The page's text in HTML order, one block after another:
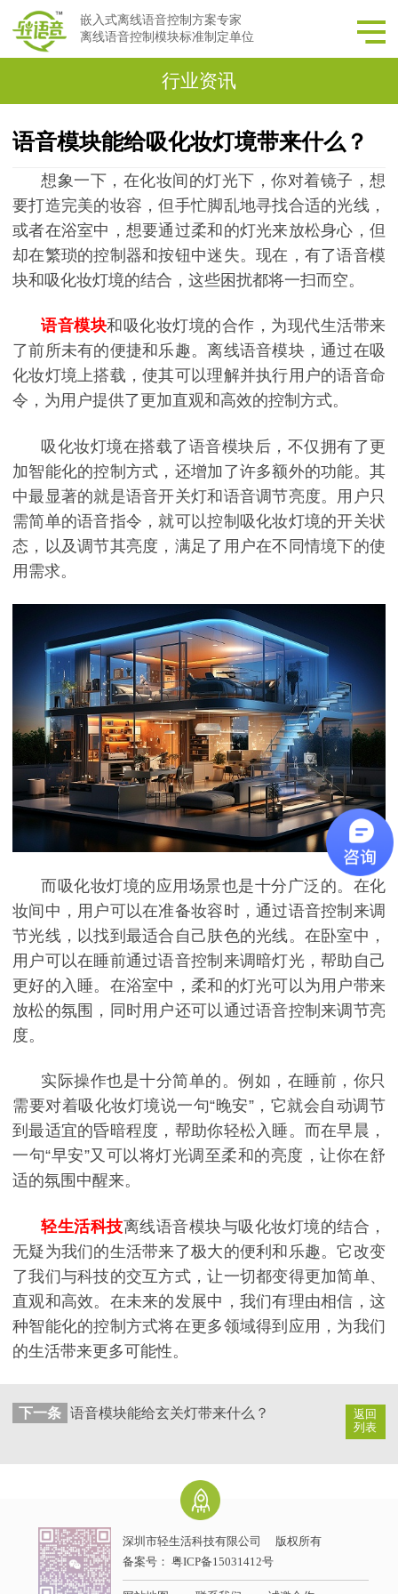
嵌入式离线语音控制方案专家
离线语音控制模块标准制定单位
行业资讯
语音模块能给吸化妆灯境带来什么？
想象一下，在化妆间的灯光下，你对着镜子，想
要打造完美的妆容，但手忙脚乱地寻找合适的光线，
或者在浴室中，想要通过柔和的灯光来放松身心，但
却在繁琐的控制器和按钮中迷失。现在，有了语音模
块和吸化妆灯境的结合，这些困扰都将一扫而空。
语音模块和吸化妆灯境的合作，为现代生活带来
了前所未有的便捷和乐趣。离线语音模块，通过在吸
化妆灯境上搭载，使其可以理解并执行用户的语音命
令，为用户提供了更加直观和高效的控制方式。
吸化妆灯境在搭载了语音模块后，不仅拥有了更
加智能化的控制方式，还增加了许多额外的功能。其
中最显著的就是语音开关灯和语音调节亮度。用户只
需简单的语音指令，就可以控制吸化妆灯境的开关状
态，以及调节其亮度，满足了用户在不同情境下的使
用需求。
而吸化妆灯境的应用场景也是十分广泛的。在化
妆间中，用户可以在准备妆容时，通过语音控制来调
节光线，以找到最适合自己肤色的光线。在卧室中，
用户可以在睡前通过语音控制来调暗灯光，帮助自己
更好的入睡。在浴室中，柔和的灯光可以为用户带来
放松的氛围，同时用户还可以通过语音控制来调节亮
度。
实际操作也是十分简单的。例如，在睡前，你只
需要对着吸化妆灯境说一句“晚安”，它就会自动调节
到最适宜的昏暗程度，帮助你轻松入睡。而在早晨，
一句“早安”又可以将灯光调至柔和的亮度，让你在舒
适的氛围中醒来。
轻生活科技离线语音模块与吸化妆灯境的结合，
无疑为我们的生活带来了极大的便利和乐趣。它改变
了我们与科技的交互方式，让一切都变得更加简单、
直观和高效。在未来的发展中，我们有理由相信，这
种智能化的控制方式将在更多领域得到应用，为我们
的生活带来更多可能性。
返回
列表
下一条 语音模块能给玄关灯带来什么？
深圳市轻生活科技有限公司
版权所有
备案号：粤ICP备15031412号